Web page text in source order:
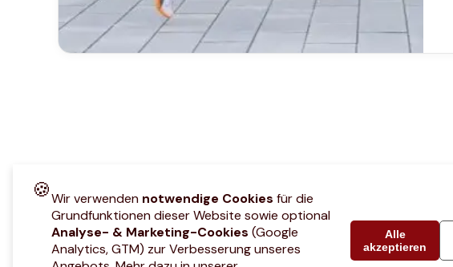
🍪Wir verwenden notwendige Cookies für die
Grundfunktionen dieser Website sowie optional
Analyse- & Marketing-Cookies (Google
Analytics, GTM) zur Verbesserung unseres
Alle
akzeptieren